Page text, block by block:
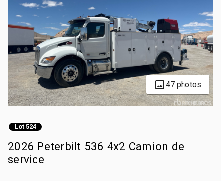
47 photos
Lot 524
2026 Peterbilt 536 4x2 Camion de
service